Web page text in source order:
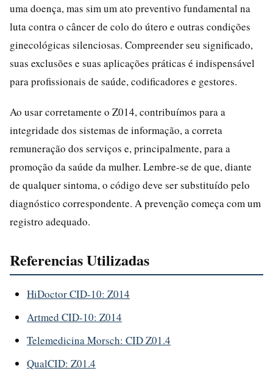
uma doença, mas sim um ato preventivo fundamental na
luta contra o câncer de colo do útero e outras condições
ginecológicas silenciosas. Compreender seu significado,
suas exclusões e suas aplicações práticas é indispensável
para profissionais de saúde, codificadores e gestores.
Ao usar corretamente o Z014, contribuímos para a
integridade dos sistemas de informação, a correta
remuneração dos serviços e, principalmente, para a
promoção da saúde da mulher. Lembre-se de que, diante
de qualquer sintoma, o código deve ser substituído pelo
diagnóstico correspondente. A prevenção começa com um
registro adequado.
Referencias Utilizadas
HiDoctor CID-10: Z014
Artmed CID-10: Z014
Telemedicina Morsch: CID Z01.4
QualCID: Z01.4